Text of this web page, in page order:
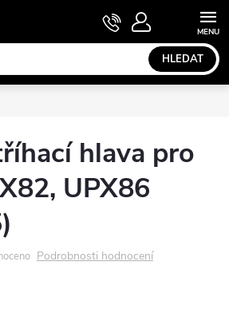
HLEDAT
NÁKUPNÍ
KOŠÍK
hlava pro
UPX86
Podrobnosti hodnocení